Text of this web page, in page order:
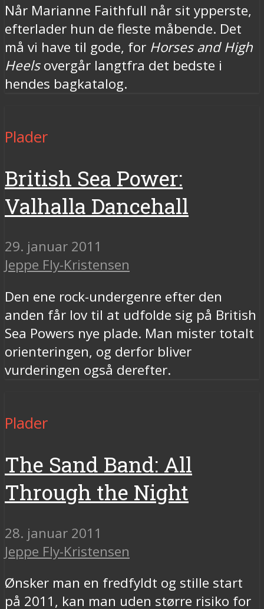
Når Marianne Faithfull når sit ypperste,
efterlader hun de fleste måbende. Det
må vi have til gode, for Horses and High
Heelsovergår langtfra det bedste i
hendes bagkatalog.
Plader
British Sea Power:
Valhalla Dancehall
29. januar 2011
Jeppe Fly-Kristensen
Den ene rock-undergenre efter den
anden får lov til at udfolde sig på British
Sea Powers nye plade. Man mister totalt
orienteringen, og derfor bliver
vurderingen også derefter.
Plader
The Sand Band: All
Through the Night
28. januar 2011
Jeppe Fly-Kristensen
Ønsker man en fredfyldt og stille start
på 2011, kan man uden større risiko for